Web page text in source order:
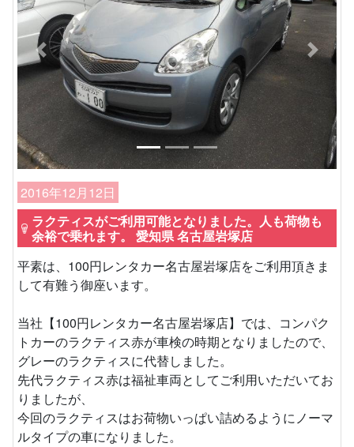
Previous Next
2016年12月12日
ラクティスがご利用可能となりました。人も荷物も
余裕で乗れます。 愛知県 名古屋岩塚店
平素は、100円レンタカー名古屋岩塚店をご利用頂きま
して有難う御座います。
当社【100円レンタカー名古屋岩塚店】では、コンパク
トカーのラクティス赤が車検の時期となりましたので、
グレーのラクティスに代替しました。
先代ラクティス赤は福祉車両としてご利用いただいてお
りましたが、
今回のラクティスはお荷物いっぱい詰めるようにノーマ
ルタイプの車になりました。